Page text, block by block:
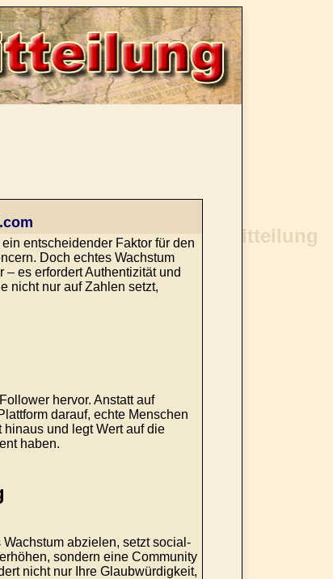
entscheidender Faktor für den
Doch echtes Wachstum
es erfordert Authentizität und
nicht nur auf Zahlen setzt,
hervor. Anstatt auf
darauf, echte Menschen
und legt Wert auf die
haben.
abzielen, setzt social-
sondern eine Community
nicht nur Ihre Glaubwürdigkeit,